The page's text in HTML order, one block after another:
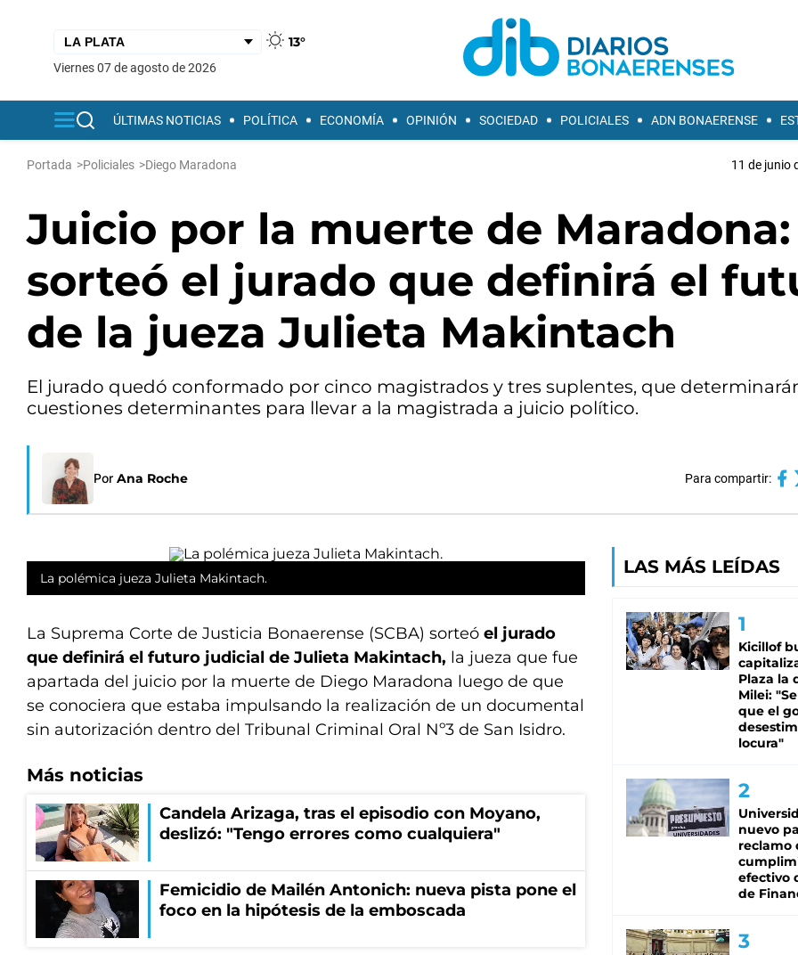
13°
viernes 07 de agosto de 2026
ÚLTIMAS NOTICIAS POLÍTICA ECONOMÍA OPINIÓN SOCIEDAD POLICIALES ADN BONAERENSE
Portada >Policiales >Diego Maradona 11 de junio
Juicio por la muerte de Maradona:
sorteó el jurado que definirá el
de la jueza Julieta Makintach
El jurado quedó conformado por cinco magistrados y tres suplentes, que
cuestiones determinantes para llevar a la magistrada a juicio político.
Por Ana Roche Para compartir:
La polémica jueza Julieta Makintach.
La Suprema Corte de Justicia Bonaerense (SCBA) sorteó el jurado
que definirá el futuro judicial de Julieta Makintach, la jueza que fue
apartada del juicio por la muerte de Diego Maradona luego de que
se conociera que estaba impulsando la realización de un documental
sin autorización dentro del Tribunal Criminal Oral Nº3 de San Isidro.
Más noticias
Candela Arizaga, tras el episodio con Moyano,
deslizó: "Tengo errores como cualquiera"
Femicidio de Mailén Antonich: nueva pista pone el
foco en la hipótesis de la emboscada
LAS MÁS LEÍDAS
Kicillof
Plaza la
Milei:
que el
locura"
nuevo
reclamo
efectivo
de